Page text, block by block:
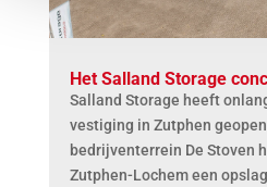
Het Salland Storage
Salland Storage heeft
vestiging in Zutphen
bedrijventerrein De Stoven
Zutphen-Lochem een